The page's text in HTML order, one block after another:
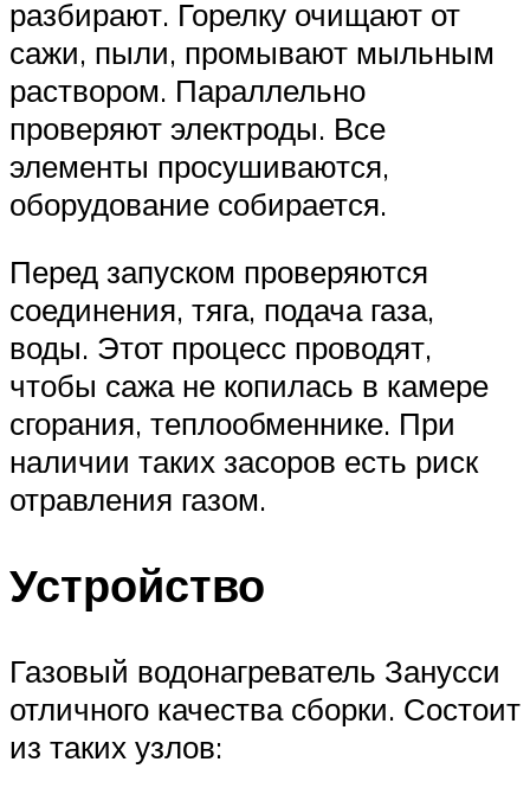
разбирают. Горелку очищают от
сажи, пыли, промывают мыльным
раствором. Параллельно
проверяют электроды. Все
элементы просушиваются,
оборудование собирается.
Перед запуском проверяются
соединения, тяга, подача газа,
воды. Этот процесс проводят,
чтобы сажа не копилась в камере
сгорания, теплообменнике. При
наличии таких засоров есть риск
отравления газом.
Устройство
Газовый водонагреватель Занусси
отличного качества сборки. Состоит
из таких узлов: